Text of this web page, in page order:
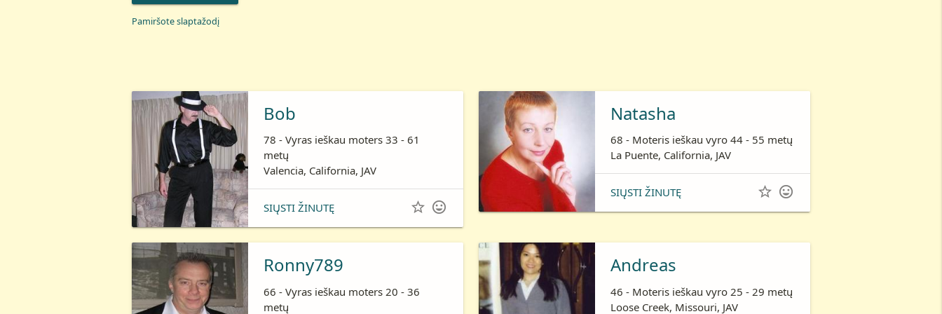
Pamiršote slaptažodį
Bob
78 - Vyras ieškau moters 33 - 61
metų
Valencia, California, JAV
SIŲSTI ŽINUTĘ  
Natasha
68 - Moteris ieškau vyro 44 - 55 metų
La Puente, California, JAV
SIŲSTI ŽINUTĘ  
Ronny789
66 - Vyras ieškau moters 20 - 36
metų
Andreas
46 - Moteris ieškau vyro 25 - 29 metų
Loose Creek, Missouri, JAV